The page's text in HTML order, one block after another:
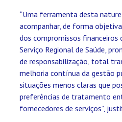
“Uma ferramenta desta
acompanhar, de forma
dos compromissos financeiros
Serviço Regional de Saúde,
de responsabilização, total
melhoria contínua da gestão
situações menos claras que
preferências de tratamento
fornecedores de serviços”,